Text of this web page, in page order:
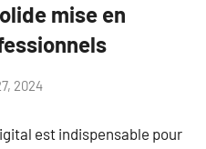
mise en
2024
est indispensable pour